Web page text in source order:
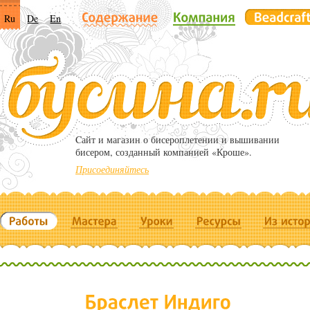
Ru De En
Cайт и магазин о бисероплетении и вышивании
бисером, созданный компанией «Кроше».
Присоединяйтесь